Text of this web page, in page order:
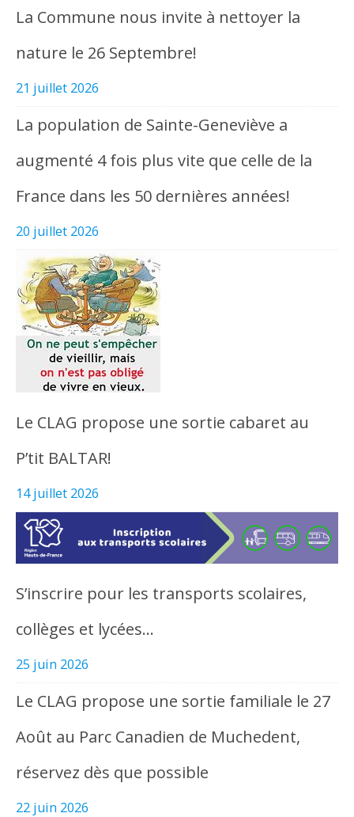
La Commune nous invite à nettoyer la
nature le 26 Septembre!
21 juillet 2026
La population de Sainte-Geneviève a
augmenté 4 fois plus vite que celle de la
France dans les 50 dernières années!
20 juillet 2026
Le CLAG propose une sortie cabaret au
P’tit BALTAR!
14 juillet 2026
S’inscrire pour les transports scolaires,
collèges et lycées…
25 juin 2026
Le CLAG propose une sortie familiale le 27
Août au Parc Canadien de Muchedent,
réservez dès que possible
22 juin 2026